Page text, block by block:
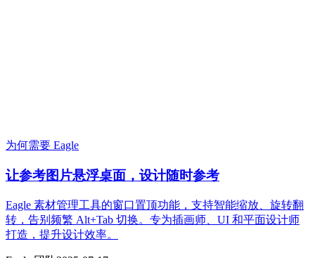
为何需要 Eagle
让参考图片悬浮桌面，设计随时参考
Eagle 素材管理工具的窗口置顶功能，支持智能缩放、旋转翻
转，告别频繁 Alt+Tab 切换。专为插画师、UI 和平面设计师
打造，提升设计效率。